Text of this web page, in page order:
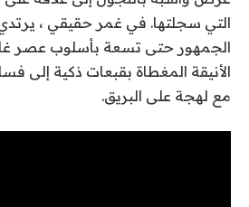
التي سجلتها. في غمر حقيقي ،
الجمهور حتى تسعة بأسلوب عصر
الأنيقة المغطاة بقبعات ذكية إلى
مع لهجة على البريق.